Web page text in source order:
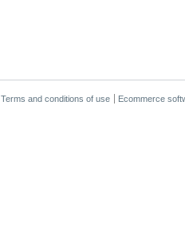
Terms and conditions of use Ecommerce